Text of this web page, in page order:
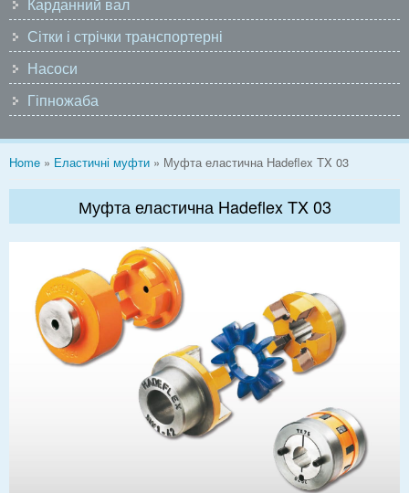
Сітки і стрічки транспортерні
Насоси
Гіпножаба
You are here
Home » Еластичні муфти » Муфта еластична Hadeflex TX 03
Муфта еластична Hadeflex TX 03